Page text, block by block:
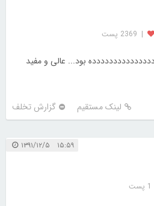
| 2369 پست
بود... عالی و مفید
لینک مستقیم گزارش تخلف
۱۵:۵۹ ۱۳۹۱/۱۲/۵
1 پست